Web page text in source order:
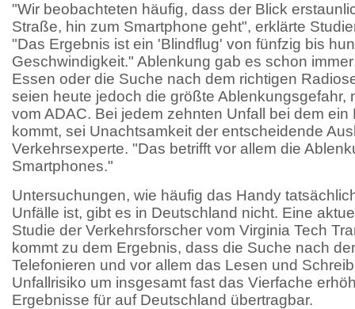
"Wir beobachteten häufig, dass der Blick
Straße, hin zum Smartphone geht", erklärte
"Das Ergebnis ist ein 'Blindflug' von fünfzig bis
Geschwindigkeit." Ablenkung gab es schon
Essen oder die Suche nach dem richtigen
seien heute jedoch die größte Ablenkungsgefahr,
vom ADAC. Bei jedem zehnten Unfall bei dem
kommt, sei Unachtsamkeit der entscheidende
Verkehrsexperte. "Das betrifft vor allem die
Smartphones."
Untersuchungen, wie häufig das Handy
Unfälle ist, gibt es in Deutschland nicht. Eine
Studie der Verkehrsforscher vom Virginia Tech
kommt zu dem Ergebnis, dass die Suche nach
Telefonieren und vor allem das Lesen und
Unfallrisiko um insgesamt fast das Vierfache
Ergebnisse für auf Deutschland übertragbar.